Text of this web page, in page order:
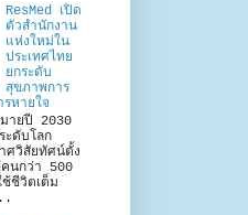
ResMed เปิด
ตัวสำนักงาน
แห่งใหม่ใน
ประเทศไทย
ยกระดับ
สุขภาพการ
หายใจ
ายปี 2030
ะดับโลก
ศวิสัยทัศน์ตั้ง
คนกว่า 500
ชีวิตเต็ม